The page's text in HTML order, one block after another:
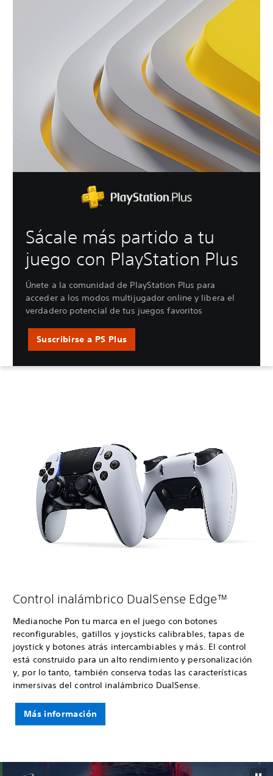
Sácale más partido a tu
juego con PlayStation Plus
Únete a la comunidad de PlayStation Plus para
acceder a los modos multijugador online y libera el
verdadero potencial de tus juegos favoritos
Suscribirse a PS Plus
Control inalámbrico DualSense Edge™
Medianoche Pon tu marca en el juego con botones
reconfigurables, gatillos y joysticks calibrables, tapas de
joystick y botones atrás intercambiables y más. El control
está construido para un alto rendimiento y personalización
y, por lo tanto, también conserva todas las características
inmersivas del control inalámbrico DualSense.
Más información